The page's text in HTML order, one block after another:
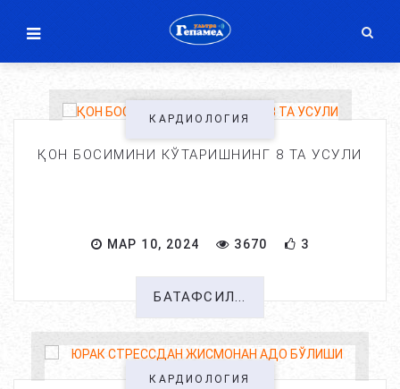
КАРДИОЛОГИЯ
ҚОН БОСИМИНИ КЎТАРИШНИНГ 8 ТА УСУЛИ
МАР 10, 2024 3670 3
БАТАФСИЛ...
КАРДИОЛОГИЯ